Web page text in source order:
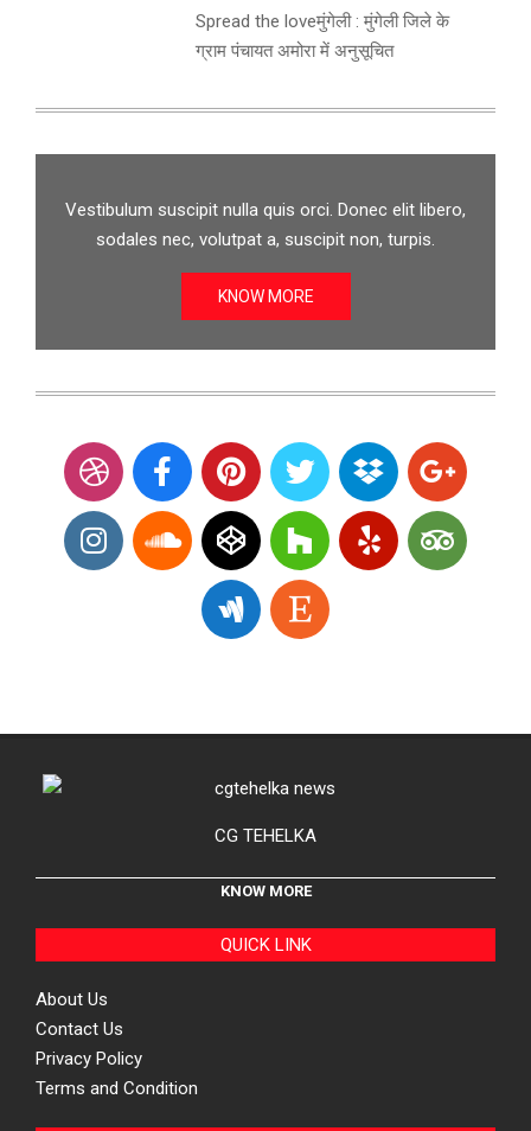
Spread the loveमुंगेली : मुंगेली जिले के
ग्राम पंचायत अमोरा में अनुसूचित
Vestibulum suscipit nulla quis orci. Donec elit libero,
sodales nec, volutpat a, suscipit non, turpis.
KNOW MORE
CG TEHELKA
KNOW MORE
QUICK LINK
About Us
Contact Us
Privacy Policy
Terms and Condition